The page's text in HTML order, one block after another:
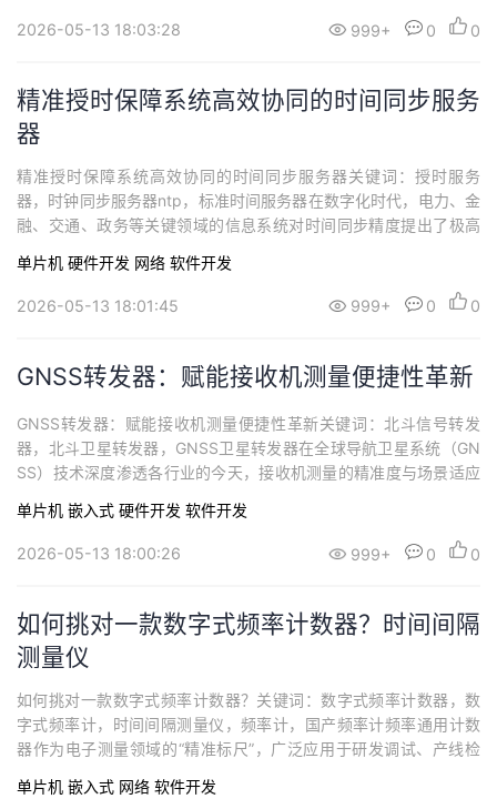
基准，统一量值溯源体系时间频率基准的核心载体：频率是七大基
2026-05-13 18:03:28 999+ 0 0
精准授时保障系统高效协同的时间同步服务
器
精准授时保障系统高效协同的时间同步服务器关键词：授时服务
器，时钟同步服务器ntp，标准时间服务器在数字化时代，电力、金
融、交通、政务等关键领域的信息系统对时间同步精度提出了极高
理性以及系统运行的稳定性。西安同步电子科技有限公司的SYN215
1NTP时间同步服务器作为一款高性能的网络授时设备，依托先进的
单片机 硬件开发 网络 软件开发
2026-05-13 18:01:45 999+ 0 0
GNSS转发器：赋能接收机测量便捷性革新
GNSS转发器：赋能接收机测量便捷性革新关键词：北斗信号转发
器，北斗卫星转发器，GNSS卫星转发器在全球导航卫星系统（GN
SS）技术深度渗透各行业的今天，接收机测量的精准度与场景适应
在室内、地下等封闭环境中难以稳定接收，成为制约接收机测量的
核心瓶颈。同步天下SYN2309型GNSS信号转发器凭借全频段兼
单片机 嵌入式 硬件开发 软件开发
2026-05-13 18:00:26 999+ 0 0
如何挑对一款数字式频率计数器？时间间隔
测量仪
如何挑对一款数字式频率计数器？关键词：数字式频率计数器，数
字式频率计，时间间隔测量仪，频率计，国产频率计频率通用计数
器作为电子测量领域的“精准标尺”，广泛应用于研发调试、产线检
能提升工作效率、控制成本。不少人在选购时容易陷入“参数越高越
单片机 嵌入式 网络 软件开发